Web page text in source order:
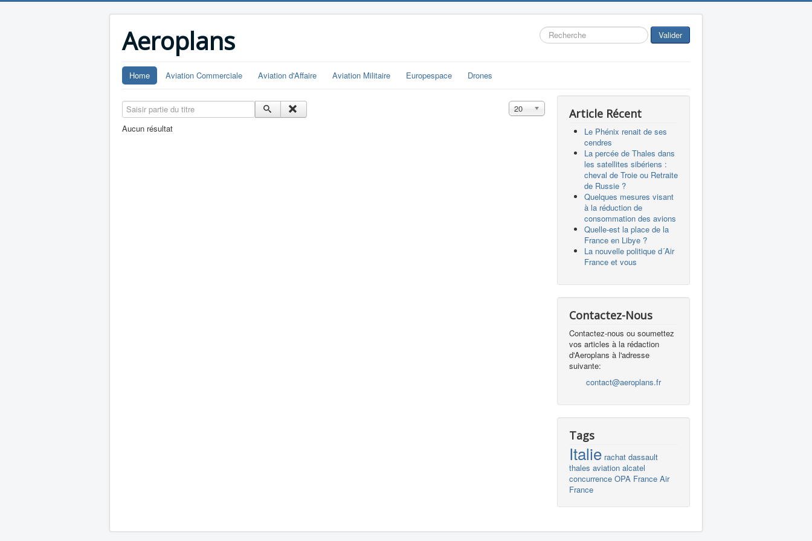
Aeroplans Rechercher Valider
Home Aviation Commerciale Aviation d'Affaire Aviation Militaire Europespace Drones
Saisir partie du titre Affichage #
20
Aucun résultat
Article Récent
Le Phénix renait de ses
cendres
La percée de Thales dans
les satellites sibériens :
cheval de Troie ou Retraite
de Russie ?
Quelques mesures visant
à la réduction de
consommation des avions
Quelle-est la place de la
France en Libye ?
La nouvelle politique d´Air
France et vous
Contactez-Nous
Contactez-nous ou soumettez
vos articles à la rédaction
d'Aeroplans à l'adresse
suivante:
contact@aeroplans.fr
Tags
Italie rachat dassault
thales aviation alcatel
concurrence OPA France Air
France